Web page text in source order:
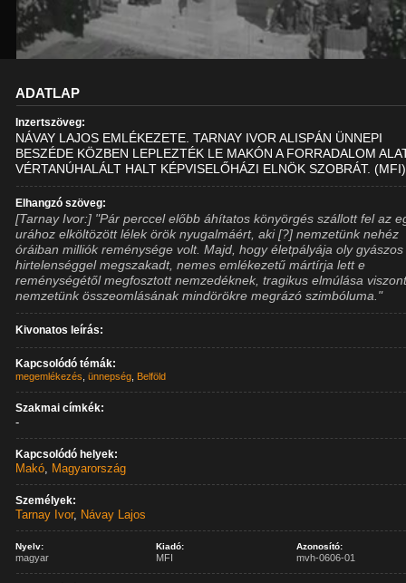
ADATLAP
Inzertszöveg:
NÁVAY LAJOS EMLÉKEZETE. TARNAY IVOR ALISPÁN ÜNNEPI
BESZÉDE KÖZBEN LEPLEZTÉK LE MAKÓN A FORRADALOM
VÉRTANÚHALÁLT HALT KÉPVISELŐHÁZI ELNÖK SZOBRÁT. (MFI)
Elhangzó szöveg:
[Tarnay Ivor:] "Pár perccel előbb áhítatos könyörgés szállott fel az
urához elköltözött lélek örök nyugalmáért, aki [?] nemzetünk nehéz
óráiban milliók reménysége volt. Majd, hogy életpályája oly gyászos
hirtelenséggel megszakadt, nemes emlékezetű mártírja lett e
reménységétől megfosztott nemzedéknek, tragikus elmúlása
nemzetünk összeomlásának mindörökre megrázó szimbóluma."
Kivonatos leírás:
Kapcsolódó témák:
megemlékezés ,ünnepség Belföld
Szakmai címkék:
-
Kapcsolódó helyek:
Makó, Magyarország
Személyek:
Tarnay Ivor, Návay Lajos
Nyelv:
magyar
Kiadó:
MFI
Azonosító:
mvh-0606-01